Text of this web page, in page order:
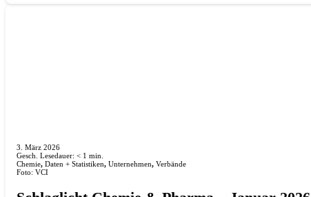
3. März 2026
Gesch. Lesedauer: < 1 min.
Chemie, Daten + Statistiken, Unternehmen, Verbände
Foto: VCI